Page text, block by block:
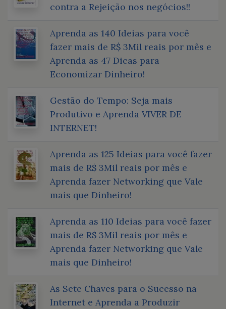
contra a Rejeição nos negócios!!
Aprenda as 140 Ideias para você
fazer mais de R$ 3Mil reais por mês e
Aprenda as 47 Dicas para
Economizar Dinheiro!
Gestão do Tempo: Seja mais
Produtivo e Aprenda VIVER DE
INTERNET!
Aprenda as 125 Ideias para você fazer
mais de R$ 3Mil reais por mês e
Aprenda fazer Networking que Vale
mais que Dinheiro!
Aprenda as 110 Ideias para você fazer
mais de R$ 3Mil reais por mês e
Aprenda fazer Networking que Vale
mais que Dinheiro!
As Sete Chaves para o Sucesso na
Internet e Aprenda a Produzir